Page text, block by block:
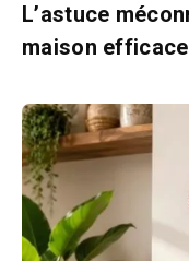
L’astuce
maison